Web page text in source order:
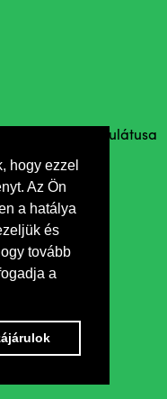
hogy ezzel
Az Ön
a hatálya
és
tovább
a
Főkonzulátusa